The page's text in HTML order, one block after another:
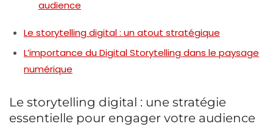
audience
Le storytelling digital : un atout stratégique
L’importance du Digital Storytelling dans le paysage
numérique
Le storytelling digital : une stratégie
essentielle pour engager votre audience